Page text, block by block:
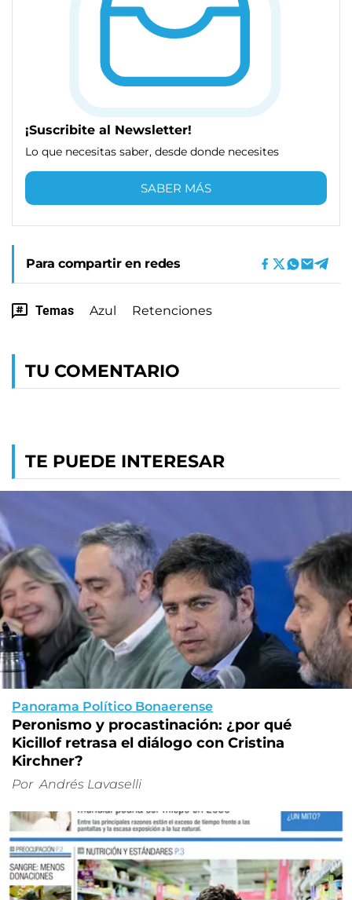
¡Suscribite al Newsletter!
Lo que necesitas saber, desde donde necesites
SABER MÁS
Para compartir en redes
Temas Azul Retenciones
TU COMENTARIO
TE PUEDE INTERESAR
Panorama Político Bonaerense
Peronismo y procastinación: ¿por qué
Kicillof retrasa el diálogo con Cristina
Kirchner?
Por Andrés Lavaselli